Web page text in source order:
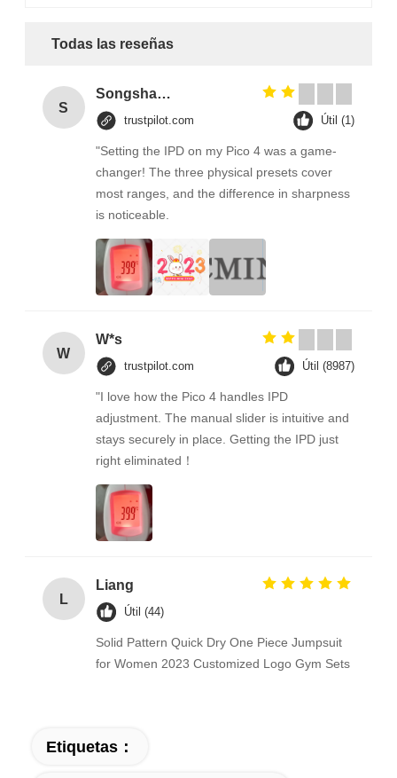
Todas las reseñas
S
Songshang
trustpilot.com Útil (1)
"Setting the IPD on my Pico 4 was a game-
changer! The three physical presets cover
most ranges, and the difference in sharpness
is noticeable.
W
W*s
trustpilot.com Útil (8987)
"I love how the Pico 4 handles IPD
adjustment. The manual slider is intuitive and
stays securely in place. Getting the IPD just
right eliminated！
L
Liang
Útil (44)
Solid Pattern Quick Dry One Piece Jumpsuit
for Women 2023 Customized Logo Gym Sets
Etiquetas：